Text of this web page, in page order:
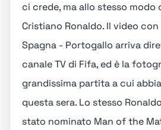
ci crede, ma allo stesso modo
Cristiano Ronaldo. Il video
Spagna - Portogallo arriva
canale TV di Fifa, ed è la
grandissima partita a cui
questa sera. Lo stesso
stato nominato Man of the